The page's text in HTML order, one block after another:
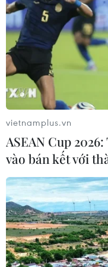
#Bộ Nội vụ Pháp
#Lễ khai mạc Olympic
#Dải Gaza
Theo dõi VietnamPlus
vietnamplus.vn
ASEAN Cup
vào bán kết với